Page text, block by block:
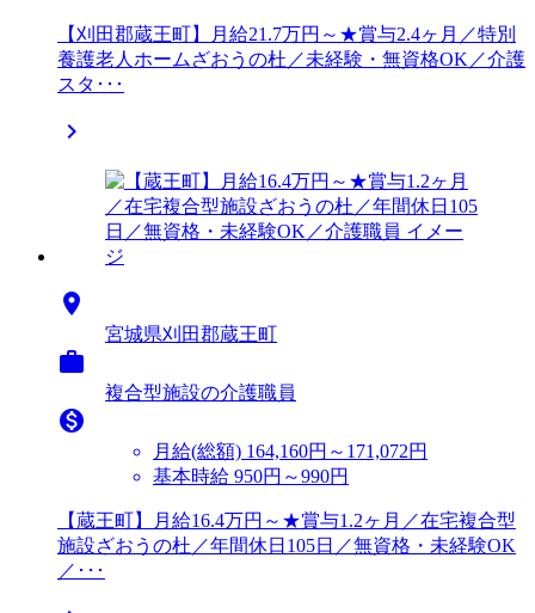
【刈田郡蔵王町】月給21.7万円～★賞与2.4ヶ月／特別
養護老人ホームざおうの杜／未経験・無資格OK／介護
スタ･･･


宮城県刈田郡蔵王町

複合型施設の介護職員

月給(総額) 164,160円～171,072円
基本時給 950円～990円
【蔵王町】月給16.4万円～★賞与1.2ヶ月／在宅複合型
施設ざおうの杜／年間休日105日／無資格・未経験OK
／･･･